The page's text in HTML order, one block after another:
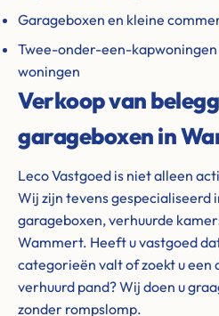
Garageboxen en kleine
Twee-onder-een-kapwoningen
woningen
Verkoop van
garageboxen in
Leco Vastgoed is niet alleen
Wij zijn tevens gespecialiseerd
garageboxen, verhuurde
Wammert. Heeft u vastgoed
categorieën valt of zoekt u een
verhuurd pand? Wij doen u
zonder rompslomp.